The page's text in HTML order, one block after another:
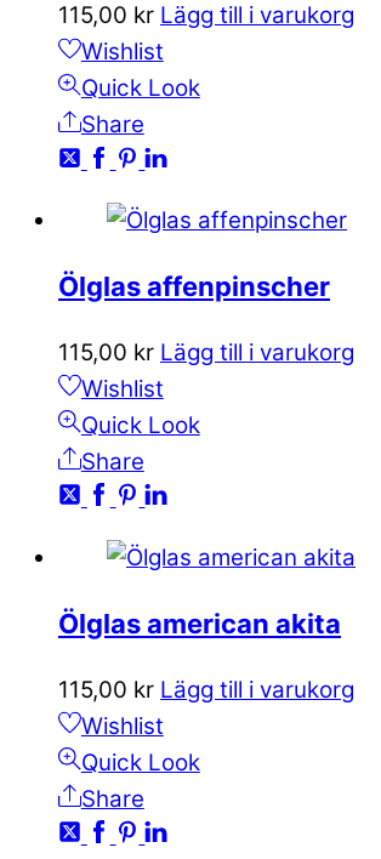
115,00 kr Lägg till i varukorg
Wishlist
Quick Look
Share
Ölglas affenpinscher
115,00 kr Lägg till i varukorg
Wishlist
Quick Look
Share
Ölglas american akita
115,00 kr Lägg till i varukorg
Wishlist
Quick Look
Share